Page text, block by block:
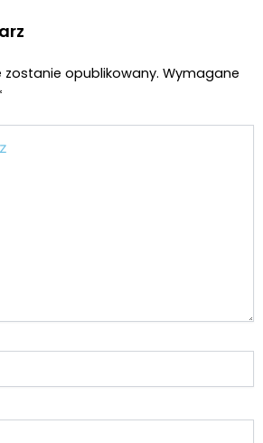
zostanie opublikowany. Wymagane